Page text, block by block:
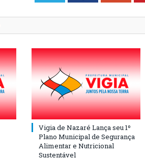
Vigia de Nazaré Lança seu 1º
Plano Municipal de Segurança
Alimentar e Nutricional
Sustentável